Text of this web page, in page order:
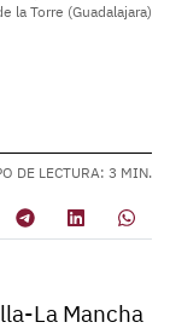
la Torre (Guadalajara)
DE LECTURA: 3 MIN.
La Mancha